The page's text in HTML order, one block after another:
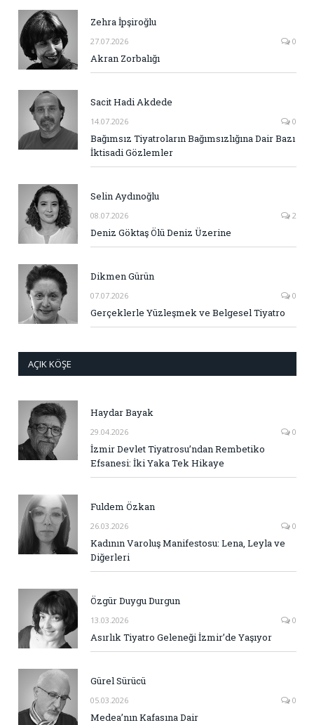
Zehra İpşiroğlu
27.07.2026 0
Akran Zorbalığı
Sacit Hadi Akdede
14.07.2026 0
Bağımsız Tiyatroların Bağımsızlığına Dair Bazı
İktisadi Gözlemler
Selin Aydınoğlu
08.07.2026 2
Deniz Göktaş Ölü Deniz Üzerine
Dikmen Gürün
07.07.2026 0
Gerçeklerle Yüzleşmek ve Belgesel Tiyatro
AÇIK KÖŞE
Haydar Bayak
29.04.2026 0
İzmir Devlet Tiyatrosu’ndan Rembetiko
Efsanesi: İki Yaka Tek Hikaye
Fuldem Özkan
26.03.2026 0
Kadının Varoluş Manifestosu: Lena, Leyla ve
Diğerleri
Özgür Duygu Durgun
13.03.2026 0
Asırlık Tiyatro Geleneği İzmir’de Yaşıyor
Gürel Sürücü
05.03.2026 0
Medea’nın Kafasına Dair